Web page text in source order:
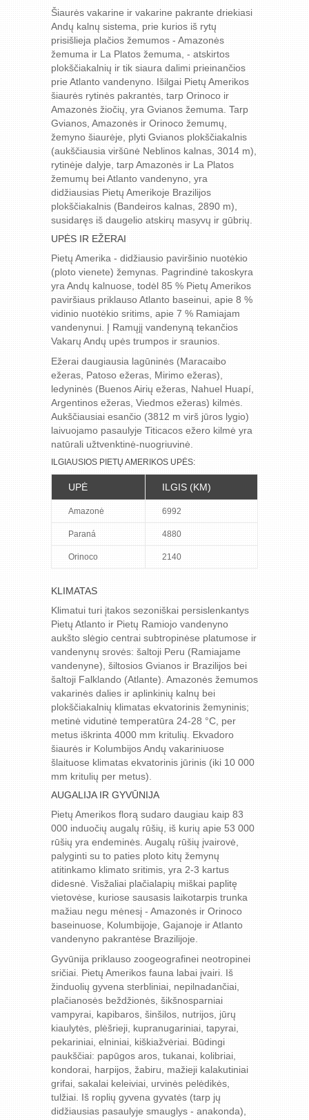
Šiaurės vakarine ir vakarine pakrante driekiasi
Andų kalnų sistema, prie kurios iš rytų
prisišlieja plačios žemumos - Amazonės
žemuma ir La Platos žemuma, - atskirtos
plokščiakalnių ir tik siaura dalimi prieinančios
prie Atlanto vandenyno. Išilgai Pietų Amerikos
šiaurės rytinės pakrantės, tarp Orinoco ir
Amazonės žiočių, yra Gvianos žemuma. Tarp
Gvianos, Amazonės ir Orinoco žemumų,
žemyno šiaurėje, plyti Gvianos plokščiakalnis
(aukščiausia viršūnė Neblinos kalnas, 3014 m),
rytinėje dalyje, tarp Amazonės ir La Platos
žemumų bei Atlanto vandenyno, yra
didžiausias Pietų Amerikoje Brazilijos
plokščiakalnis (Bandeiros kalnas, 2890 m),
susidaręs iš daugelio atskirų masyvų ir gūbrių.
UPĖS IR EŽERAI
Pietų Amerika - didžiausio paviršinio nuotėkio
(ploto vienete) žemynas. Pagrindinė takoskyra
yra Andų kalnuose, todėl 85 % Pietų Amerikos
paviršiaus priklauso Atlanto baseinui, apie 8 %
vidinio nuotėkio sritims, apie 7 % Ramiajam
vandenynui. Į Ramųjį vandenyną tekančios
Vakarų Andų upės trumpos ir sraunios.
Ežerai daugiausia lagūninės (Maracaibo
ežeras, Patoso ežeras, Mirimo ežeras),
ledyninės (Buenos Airių ežeras, Nahuel Huapí,
Argentinos ežeras, Viedmos ežeras) kilmės.
Aukščiausiai esančio (3812 m virš jūros lygio)
laivuojamo pasaulyje Titicacos ežero kilmė yra
natūrali užtvenktinė-nuogriuvinė.
ILGIAUSIOS PIETŲ AMERIKOS UPĖS:
UPĖ ILGIS (KM)
Amazonė 6992
Paraná 4880
Orinoco 2140
KLIMATAS
Klimatui turi įtakos sezoniškai persislenkantys
Pietų Atlanto ir Pietų Ramiojo vandenyno
aukšto slėgio centrai subtropinėse platumose ir
vandenynų srovės: šaltoji Peru (Ramiajame
vandenyne), šiltosios Gvianos ir Brazilijos bei
šaltoji Falklando (Atlante). Amazonės žemumos
vakarinės dalies ir aplinkinių kalnų bei
plokščiakalnių klimatas ekvatorinis žemyninis;
metinė vidutinė temperatūra 24-28 °C, per
metus iškrinta 4000 mm kritulių. Ekvadoro
šiaurės ir Kolumbijos Andų vakariniuose
šlaituose klimatas ekvatorinis jūrinis (iki 10 000
mm kritulių per metus).
AUGALIJA IR GYVŪNIJA
Pietų Amerikos florą sudaro daugiau kaip 83
000 induočių augalų rūšių, iš kurių apie 53 000
rūšių yra endeminės. Augalų rūšių įvairovė,
palyginti su to paties ploto kitų žemynų
atitinkamo klimato sritimis, yra 2-3 kartus
didesnė. Visžaliai plačialapių miškai paplitę
vietovėse, kuriose sausasis laikotarpis trunka
mažiau negu mėnesį - Amazonės ir Orinoco
baseinuose, Kolumbijoje, Gajanoje ir Atlanto
vandenyno pakrantėse Brazilijoje.
Gyvūnija priklauso zoogeografinei neotropinei
sričiai. Pietų Amerikos fauna labai įvairi. Iš
žinduolių gyvena sterbliniai, nepilnadančiai,
plačianosės beždžionės, šikšnosparniai
vampyrai, kapibaros, šinšilos, nutrijos, jūrų
kiaulytės, plėšrieji, kupranugariniai, tapyrai,
pekariniai, elniniai, kiškiažvėriai. Būdingi
paukščiai: papūgos aros, tukanai, kolibriai,
kondorai, harpijos, žabiru, mažieji kalakutiniai
grifai, sakalai keleiviai, urvinės pelėdikės,
tulžiai. Iš roplių gyvena gyvatės (tarp jų
didžiausias pasaulyje smauglys - anakonda),